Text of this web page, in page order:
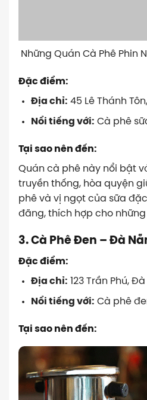
Những Quán Cà Phê Phin
Đặc điểm:
Địa chỉ: 45 Lê Thánh
Nổi tiếng với: Cà phê
Tại sao nên đến:
Quán cà phê này nổi bật
truyền thống, hòa quyện
phê và vị ngọt của sữa
đãng, thích hợp cho
3. Cà Phê Đen – Đà
Đặc điểm:
Địa chỉ: 123 Trần Phú,
Nổi tiếng với: Cà phê
Tại sao nên đến: